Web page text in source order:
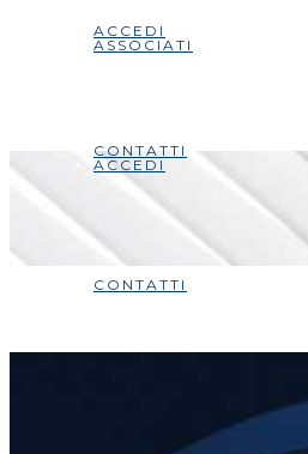
ACCEDI
CONTATTI
ASSOCIATI
ACCEDI
CONTATTI